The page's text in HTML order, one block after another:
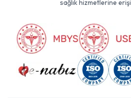
sağlık hizmetlerine